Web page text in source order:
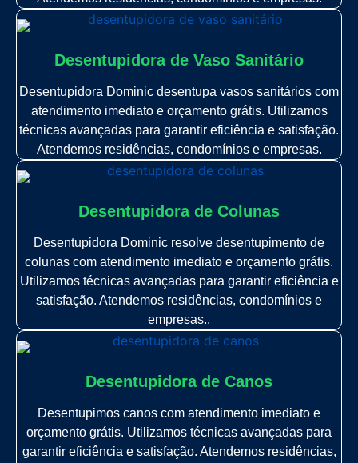
Desentupidora de Vaso Sanitário
Desentupidora Dominic desentupa vasos sanitários com
atendimento imediato e orçamento grátis. Utilizamos
técnicas avançadas para garantir eficiência e satisfação.
Atendemos residências, condomínios e empresas.
Desentupidora de Colunas
Desentupidora Dominic resolve desentupimento de
colunas com atendimento imediato e orçamento grátis.
Utilizamos técnicas avançadas para garantir eficiência e
satisfação. Atendemos residências, condomínios e
empresas..
Desentupidora de Canos
Desentupimos canos com atendimento imediato e
orçamento grátis. Utilizamos técnicas avançadas para
garantir eficiência e satisfação. Atendemos residências,